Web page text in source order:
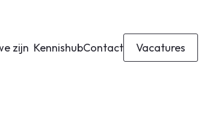
zijn KennishubContact Vacatures